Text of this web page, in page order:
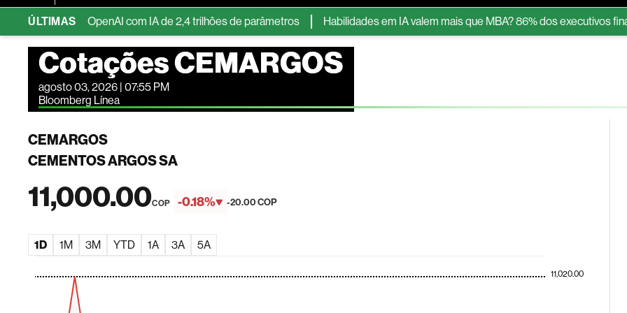
ESG Soluções de publicidade Bloomberg Línea
ÚLTIMAS
e OpenAI com IA de 2,4 trilhões de parâmetros Habilidades em IA valem mais que MBA? 86% dos executivos
Cotações CEMARGOS
agosto 03, 2026 | 07:55 PM
Bloomberg Línea
CEMARGOS
CEMENTOS ARGOS SA
11,000.00COP -0.18% -20.00 COP
1D 1M 3M YTD 1A 3A 5A
11,020.00